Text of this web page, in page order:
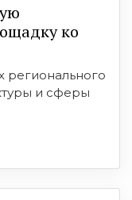
ко
и сферы